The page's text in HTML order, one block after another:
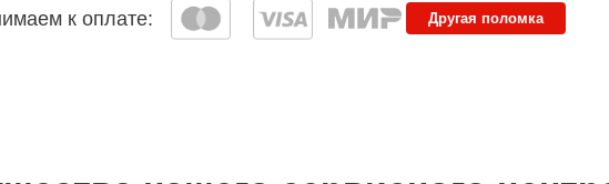
к оплате: Другая поломка